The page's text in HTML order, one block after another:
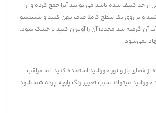
از حد کثیف شده باشد می توانید آنرا جمع کرده و از
و بر روی یک سطح کاملا صاف پهن کنید و شستشو
آن گرفته شد مجدداً آن را آویزان کنید تا خشک شود.
نمی‌شود.
فضای باز و نور خورشید استفاده کنید. اما مراقب
خورشید میتواند سبب تغییر رنگ پارچه پرده شما شود.